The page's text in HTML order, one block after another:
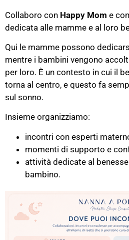
Collaboro con Happy Mom e con
dedicata alle mamme e al loro
Qui le mamme possono
mentre i bambini vengono
per loro. È un contesto in cui il
torna al centro, e questo fa
sul sonno.
Insieme organizziamo:
incontri con esperti
momenti di supporto e
attività dedicate al
bambino.